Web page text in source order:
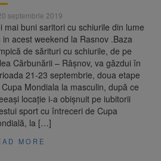
septembrie 2019
mai buni saritori cu schiurile din lume
in acest weekend la Rasnov .Baza
de sărituri cu schiurile, de pe
Cărbunării – Râşnov, va găzdui în
21-23 septembrie, doua etape
Mondiala la masculin, după ce
locaţie i-a obişnuit pe iubitorii
sport cu întreceri de Cupa
la […]
MORE